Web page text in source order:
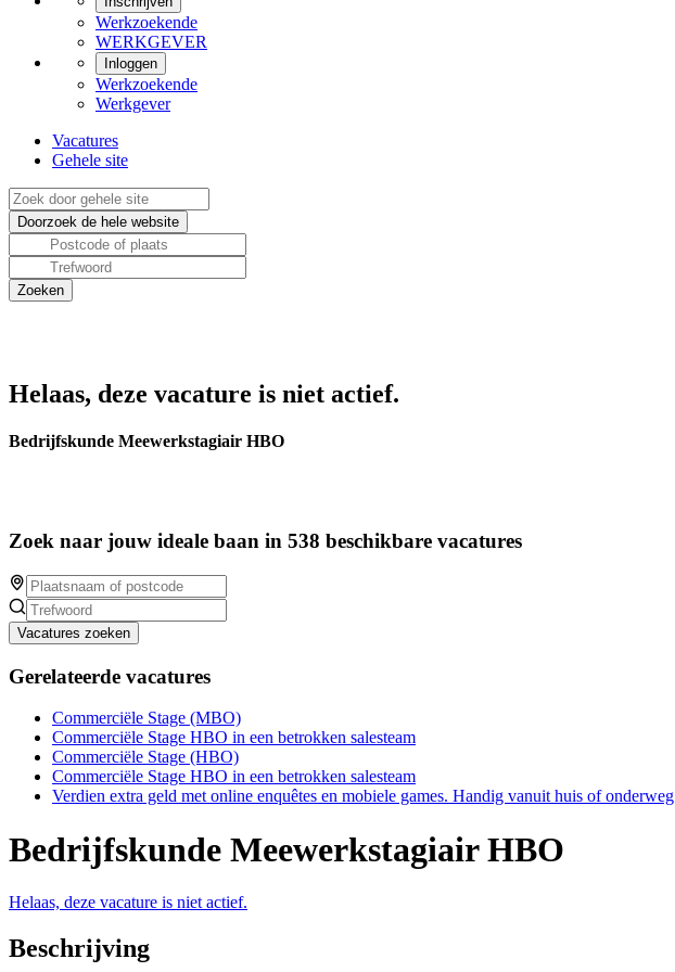
Werkzoekende
WERKGEVER
Inloggen
Werkzoekende
Werkgever
Vacatures
Gehele site
Helaas, deze vacature is niet actief.
Bedrijfskunde Meewerkstagiair HBO
Zoek naar jouw ideale baan in 538 beschikbare vacatures
Vacatures zoeken
Gerelateerde vacatures
Commerciële Stage (MBO)
Commerciële Stage HBO in een betrokken salesteam
Commerciële Stage (HBO)
Commerciële Stage HBO in een betrokken salesteam
Verdien extra geld met online enquêtes en mobiele games. Handig vanuit huis of onderweg
Bedrijfskunde Meewerkstagiair HBO
Helaas, deze vacature is niet actief.
Beschrijving